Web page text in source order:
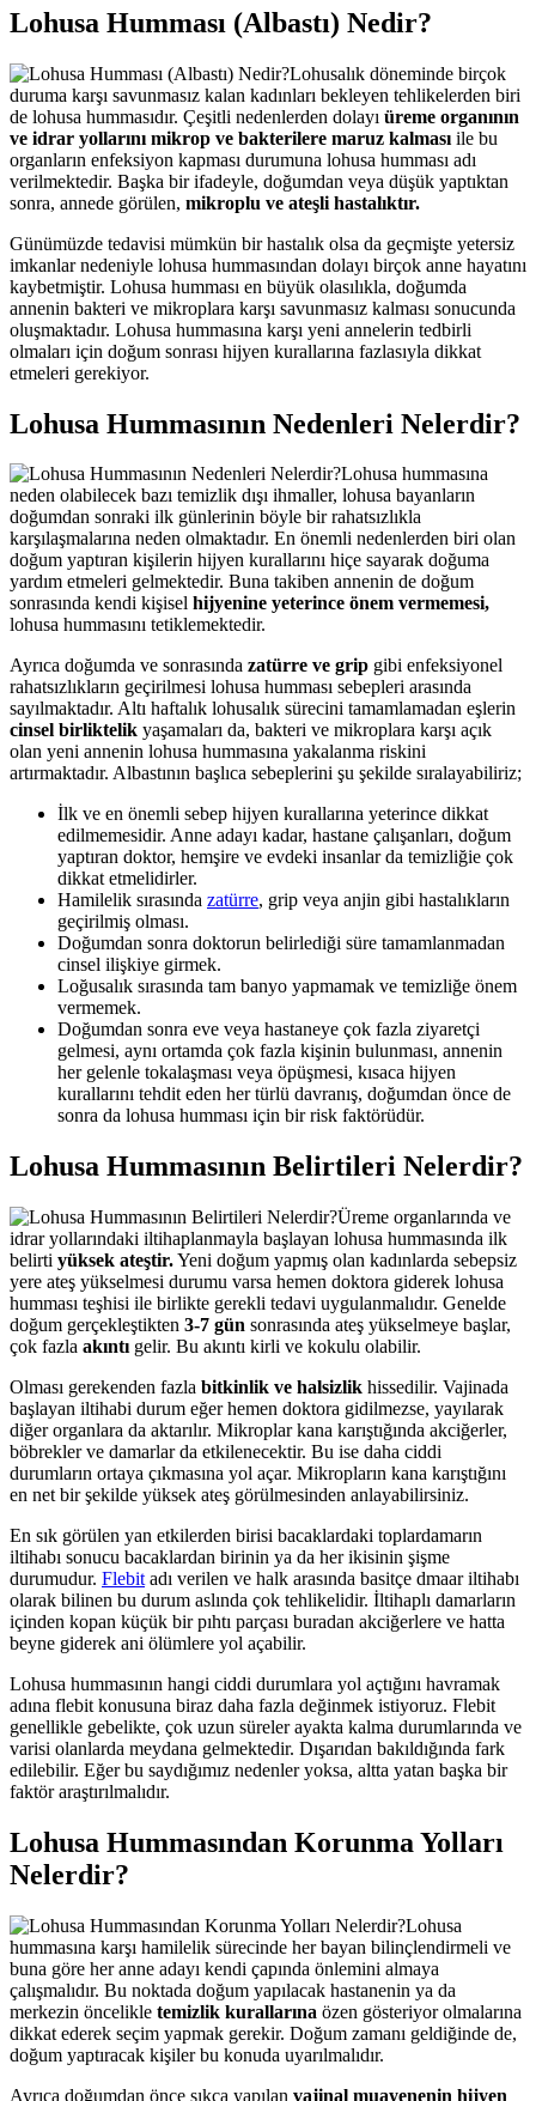
Lohusa Humması (Albastı) Nedir?
Lohusalık döneminde birçok
duruma karşı savunmasız kalan kadınları bekleyen tehlikelerden biri
de lohusa hummasıdır. Çeşitli nedenlerden dolayı üreme organının
ve idrar yollarını mikrop ve bakterilere maruz kalması ile bu
organların enfeksiyon kapması durumuna lohusa humması adı
verilmektedir. Başka bir ifadeyle, doğumdan veya düşük yaptıktan
sonra, annede görülen, mikroplu ve ateşli hastalıktır.
Günümüzde tedavisi mümkün bir hastalık olsa da geçmişte yetersiz
imkanlar nedeniyle lohusa hummasından dolayı birçok anne hayatını
kaybetmiştir. Lohusa humması en büyük olasılıkla, doğumda
annenin bakteri ve mikroplara karşı savunmasız kalması sonucunda
oluşmaktadır. Lohusa hummasına karşı yeni annelerin tedbirli
olmaları için doğum sonrası hijyen kurallarına fazlasıyla dikkat
etmeleri gerekiyor.
Lohusa Hummasının Nedenleri Nelerdir?
Lohusa hummasına
neden olabilecek bazı temizlik dışı ihmaller, lohusa bayanların
doğumdan sonraki ilk günlerinin böyle bir rahatsızlıkla
karşılaşmalarına neden olmaktadır. En önemli nedenlerden biri olan
doğum yaptıran kişilerin hijyen kurallarını hiçe sayarak doğuma
yardım etmeleri gelmektedir. Buna takiben annenin de doğum
sonrasında kendi kişisel hijyenine yeterince önem vermemesi,
lohusa hummasını tetiklemektedir.
Ayrıca doğumda ve sonrasında zatürre ve grip gibi enfeksiyonel
rahatsızlıkların geçirilmesi lohusa humması sebepleri arasında
sayılmaktadır. Altı haftalık lohusalık sürecini tamamlamadan eşlerin
cinsel birliktelik yaşamaları da, bakteri ve mikroplara karşı açık
olan yeni annenin lohusa hummasına yakalanma riskini
artırmaktadır. Albastının başlıca sebeplerini şu şekilde sıralayabiliriz;
İlk ve en önemli sebep hijyen kurallarına yeterince dikkat
edilmemesidir. Anne adayı kadar, hastane çalışanları, doğum
yaptıran doktor, hemşire ve evdeki insanlar da temizliğie çok
dikkat etmelidirler.
Hamilelik sırasında zatürre, grip veya anjin gibi hastalıkların
geçirilmiş olması.
Doğumdan sonra doktorun belirlediği süre tamamlanmadan
cinsel ilişkiye girmek.
Loğusalık sırasında tam banyo yapmamak ve temizliğe önem
vermemek.
Doğumdan sonra eve veya hastaneye çok fazla ziyaretçi
gelmesi, aynı ortamda çok fazla kişinin bulunması, annenin
her gelenle tokalaşması veya öpüşmesi, kısaca hijyen
kurallarını tehdit eden her türlü davranış, doğumdan önce de
sonra da lohusa humması için bir risk faktörüdür.
Lohusa Hummasının Belirtileri Nelerdir?
Üreme organlarında ve
idrar yollarındaki iltihaplanmayla başlayan lohusa hummasında ilk
belirti yüksek ateştir.Yeni doğum yapmış olan kadınlarda sebepsiz
yere ateş yükselmesi durumu varsa hemen doktora giderek lohusa
humması teşhisi ile birlikte gerekli tedavi uygulanmalıdır. Genelde
doğum gerçekleştikten 3-7 gün sonrasında ateş yükselmeye başlar,
çok fazla akıntı gelir. Bu akıntı kirli ve kokulu olabilir.
Olması gerekenden fazla bitkinlik ve halsizlik hissedilir. Vajinada
başlayan iltihabi durum eğer hemen doktora gidilmezse, yayılarak
diğer organlara da aktarılır. Mikroplar kana karıştığında akciğerler,
böbrekler ve damarlar da etkilenecektir. Bu ise daha ciddi
durumların ortaya çıkmasına yol açar. Mikropların kana karıştığını
en net bir şekilde yüksek ateş görülmesinden anlayabilirsiniz.
En sık görülen yan etkilerden birisi bacaklardaki toplardamarın
iltihabı sonucu bacaklardan birinin ya da her ikisinin şişme
durumudur. Flebit adı verilen ve halk arasında basitçe dmaar iltihabı
olarak bilinen bu durum aslında çok tehlikelidir. İltihaplı damarların
içinden kopan küçük bir pıhtı parçası buradan akciğerlere ve hatta
beyne giderek ani ölümlere yol açabilir.
Lohusa hummasının hangi ciddi durumlara yol açtığını havramak
adına flebit konusuna biraz daha fazla değinmek istiyoruz. Flebit
genellikle gebelikte, çok uzun süreler ayakta kalma durumlarında ve
varisi olanlarda meydana gelmektedir. Dışarıdan bakıldığında fark
edilebilir. Eğer bu saydığımız nedenler yoksa, altta yatan başka bir
faktör araştırılmalıdır.
Lohusa Hummasından Korunma Yolları
Nelerdir?
Lohusa
hummasına karşı hamilelik sürecinde her bayan bilinçlendirmeli ve
buna göre her anne adayı kendi çapında önlemini almaya
çalışmalıdır. Bu noktada doğum yapılacak hastanenin ya da
merkezin öncelikle temizlik kurallarına özen gösteriyor olmalarına
dikkat ederek seçim yapmak gerekir. Doğum zamanı geldiğinde de,
doğum yaptıracak kişiler bu konuda uyarılmalıdır.
Ayrıca doğumdan önce sıkça yapılan vajinal muayenenin hijyen